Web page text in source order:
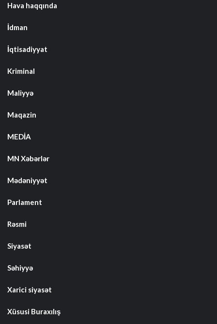
Hava haqqında
İdman
İqtisadiyyat
Kriminal
Maliyyə
Maqazin
MEDİA
MN Xəbərlər
Mədəniyyət
Parlament
Rəsmi
Siyasət
Səhiyyə
Xarici siyasət
Xüsusi Buraxılış